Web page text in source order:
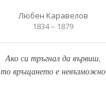
Любен Каравелов
1834 – 1879
Ако си тръгнал да вървиш,
то връщането е невъзможно